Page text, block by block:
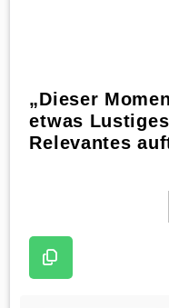
„Dieser
etwas
Relevantes